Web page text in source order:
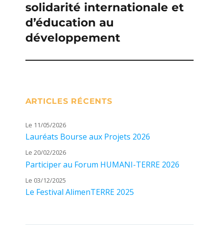
solidarité internationale et
d’éducation au
développement
ARTICLES RÉCENTS
Le 11/05/2026
Lauréats Bourse aux Projets 2026
Le 20/02/2026
Participer au Forum HUMANI-TERRE 2026
Le 03/12/2025
Le Festival AlimenTERRE 2025